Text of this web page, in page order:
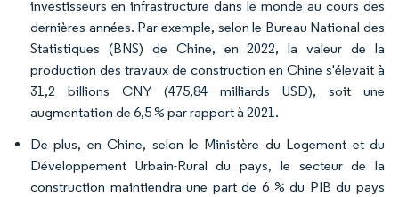
investisseurs en infrastructure dans le monde au cours des
dernières années. Par exemple, selon le Bureau National des
Statistiques (BNS) de Chine, en 2022, la valeur de la
production des travaux de construction en Chine s'élevait à
31,2 billions CNY (475,84 milliards USD), soit une
augmentation de 6,5 % par rapport à 2021.
De plus, en Chine, selon le Ministère du Logement et du
Développement Urbain-Rural du pays, le secteur de la
construction maintiendra une part de 6 % du PIB du pays